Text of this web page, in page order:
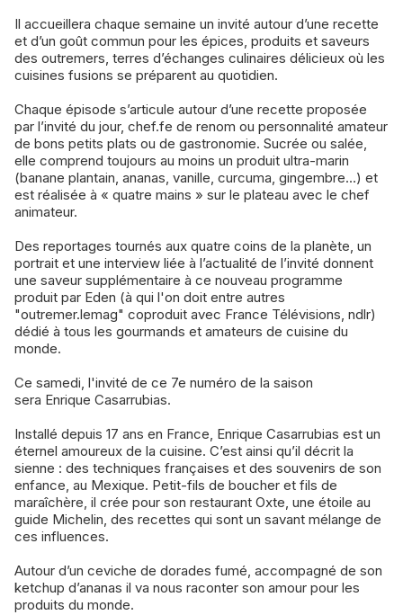
Il accueillera chaque semaine un invité autour d’une recette
et d’un goût commun pour les épices, produits et saveurs
des outremers, terres d’échanges culinaires délicieux où les
cuisines fusions se préparent au quotidien.
Chaque épisode s’articule autour d’une recette proposée
par l’invité du jour, chef.fe de renom ou personnalité amateur
de bons petits plats ou de gastronomie. Sucrée ou salée,
elle comprend toujours au moins un produit ultra-marin
(banane plantain, ananas, vanille, curcuma, gingembre…) et
est réalisée à « quatre mains » sur le plateau avec le chef
animateur.
Des reportages tournés aux quatre coins de la planète, un
portrait et une interview liée à l’actualité de l’invité donnent
une saveur supplémentaire à ce nouveau programme
produit par Eden (à qui l'on doit entre autres
"outremer.lemag" coproduit avec France Télévisions, ndlr)
dédié à tous les gourmands et amateurs de cuisine du
monde.
Ce samedi, l'invité de ce 7e numéro de la saison
sera Enrique Casarrubias.
Installé depuis 17 ans en France, Enrique Casarrubias est un
éternel amoureux de la cuisine. C’est ainsi qu’il décrit la
sienne : des techniques françaises et des souvenirs de son
enfance, au Mexique. Petit-fils de boucher et fils de
maraîchère, il crée pour son restaurant Oxte, une étoile au
guide Michelin, des recettes qui sont un savant mélange de
ces influences.
Autour d’un ceviche de dorades fumé, accompagné de son
ketchup d’ananas il va nous raconter son amour pour les
produits du monde.